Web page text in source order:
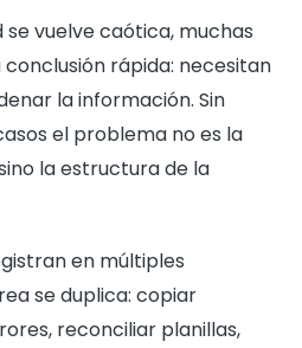
vuelve caótica, muchas
rápida: necesitan
la información. Sin
el problema no es la
la estructura de la
en múltiples
se duplica: copiar
reconciliar planillas,